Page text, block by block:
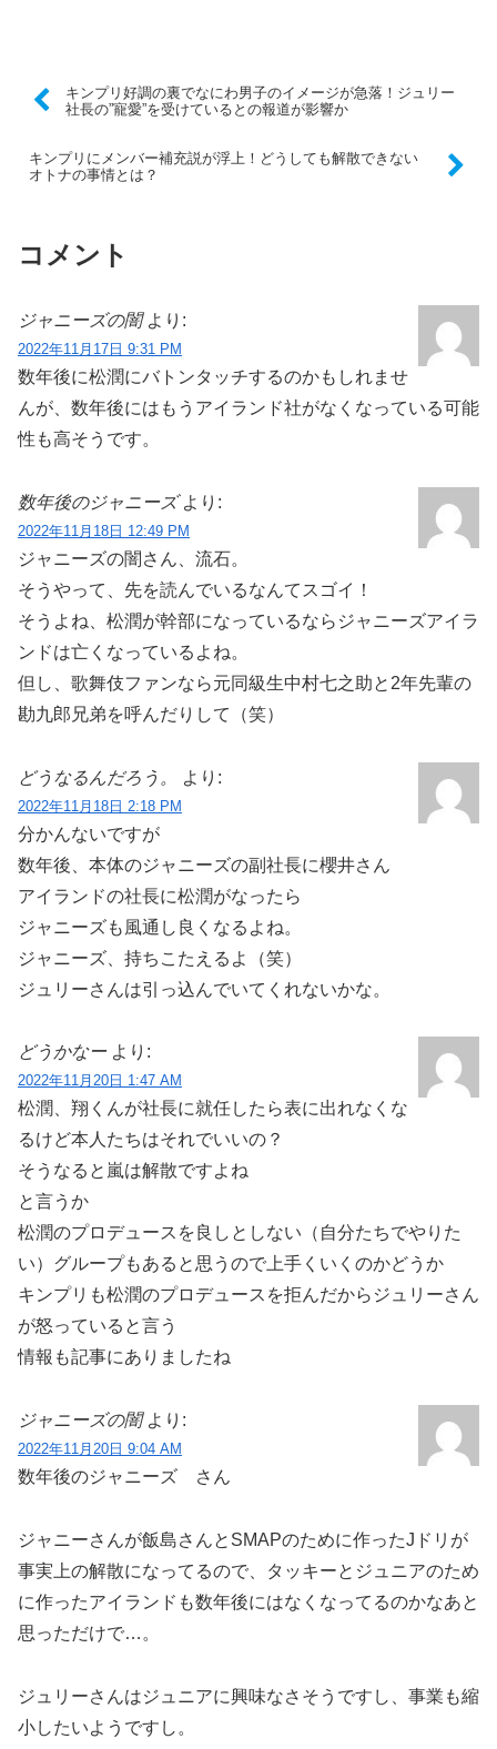
キンプリ好調の裏でなにわ男子のイメージが急落！ジュリー
社長の”寵愛”を受けているとの報道が影響か
キンプリにメンバー補充説が浮上！どうしても解散できない
オトナの事情とは？
コメント
ジャニーズの闇 より:
2022年11月17日 9:31 PM
数年後に松潤にバトンタッチするのかもしれませ
んが、数年後にはもうアイランド社がなくなっている可能
性も高そうです。
数年後のジャニーズ より:
2022年11月18日 12:49 PM
ジャニーズの闇さん、流石。
そうやって、先を読んでいるなんてスゴイ！
そうよね、松潤が幹部になっているならジャニーズアイラ
ンドは亡くなっているよね。
但し、歌舞伎ファンなら元同級生中村七之助と2年先輩の
勘九郎兄弟を呼んだりして（笑）
どうなるんだろう。 より:
2022年11月18日 2:18 PM
分かんないですが
数年後、本体のジャニーズの副社長に櫻井さん
アイランドの社長に松潤がなったら
ジャニーズも風通し良くなるよね。
ジャニーズ、持ちこたえるよ（笑）
ジュリーさんは引っ込んでいてくれないかな。
どうかなー より:
2022年11月20日 1:47 AM
松潤、翔くんが社長に就任したら表に出れなくな
るけど本人たちはそれでいいの？
そうなると嵐は解散ですよね
と言うか
松潤のプロデュースを良しとしない（自分たちでやりた
い）グループもあると思うので上手くいくのかどうか
キンプリも松潤のプロデュースを拒んだからジュリーさん
が怒っていると言う
情報も記事にありましたね
ジャニーズの闇 より:
2022年11月20日 9:04 AM
数年後のジャニーズ さん
ジャニーさんが飯島さんとSMAPのために作ったJドリが
事実上の解散になってるので、タッキーとジュニアのため
に作ったアイランドも数年後にはなくなってるのかなあと
思っただけで…。
ジュリーさんはジュニアに興味なさそうですし、事業も縮
小したいようですし。